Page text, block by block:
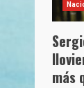
más